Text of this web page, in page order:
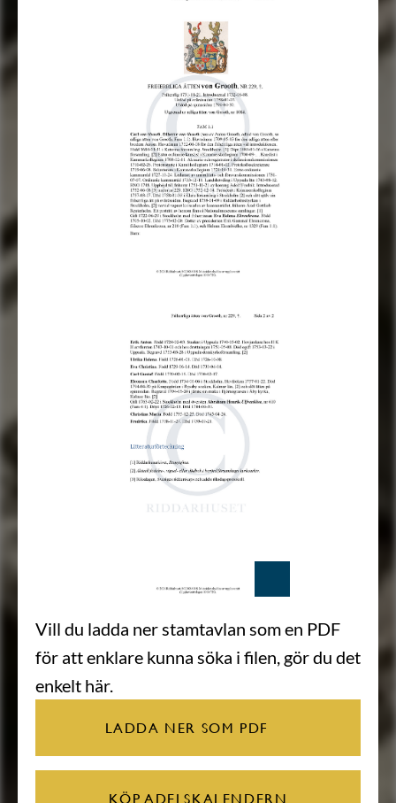
Vill du ladda ner stamtavlan som en PDF
för att enklare kunna söka i filen, gör du det
enkelt här.
LADDA NER SOM PDF
KÖP ADELSKALENDERN